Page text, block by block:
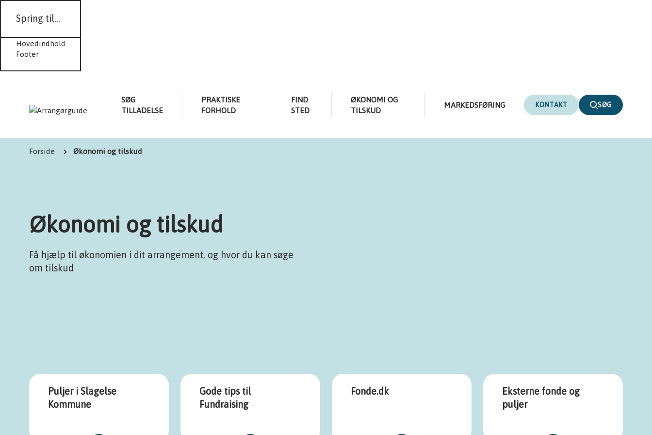
Spring til...
Hovedindhold
Footer
SØG
TILLADELSE
PRAKTISKE
FORHOLD
FIND
STED
ØKONOMI OG
TILSKUD
MARKEDSFØRING KONTAKT SØG
Forside Økonomi og tilskud
Økonomi og tilskud
Få hjælp til økonomien i dit arrangement, og hvor du kan søge
om tilskud
Puljer i Slagelse
Kommune
Gode tips til
Fundraising
Fonde.dk
Eksterne fonde og
puljer